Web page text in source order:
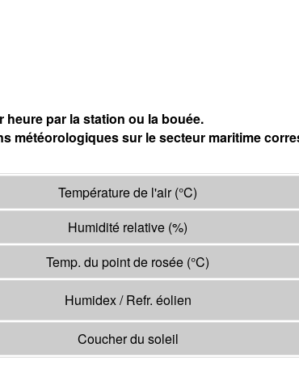
par la station ou la bouée.
météorologiques sur le secteur maritime
Température de l'air(°C)
Humidité relative (%)
Temp. du point de rosée (°C)
Humidex / Refr. éolien
Coucher du soleil